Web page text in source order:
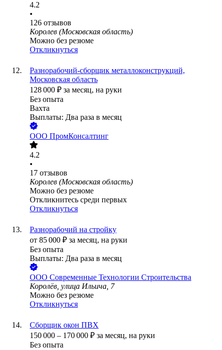
4.2
•
126 отзывов
Королев (Московская область)
Можно без резюме
Откликнуться
Разнорабочий-сборщик металлоконструкций,
Московская область
128 000 ₽ за месяц, на руки
Без опыта
Вахта
Выплаты: Два раза в месяц
ООО ПромКонсалтинг
4.2
•
17 отзывов
Королев (Московская область)
Можно без резюме
Откликнитесь среди первых
Откликнуться
Разнорабочий на стройку
от 85 000 ₽ за месяц, на руки
Без опыта
Выплаты: Два раза в месяц
ООО Современные Технологии Строительства
Королёв, улица Ильича, 7
Можно без резюме
Откликнуться
Сборщик окон ПВХ
150 000 – 170 000 ₽ за месяц, на руки
Без опыта